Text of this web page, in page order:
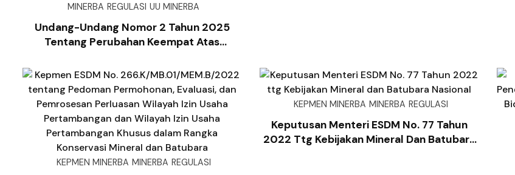
MINERBA REGULASI UU MINERBA
Undang-Undang Nomor 2 Tahun 2025
Tentang Perubahan Keempat Atas
Tentang Pertambangan Mineral Dan
Batubara
KEPMEN MINERBA MINERBA REGULASI
KEPMEN MINERBA MINERBA REGULASI
Keputusan Menteri ESDM No. 77 Tahun
2022 Ttg Kebijakan Mineral Dan Batubara